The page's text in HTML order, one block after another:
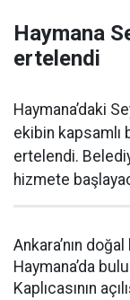
Haymana
ertelendi
Haymana’daki
ekibin
ertelendi.
hizmete
Ankara’nın
Haymana’da
Kaplıcasının